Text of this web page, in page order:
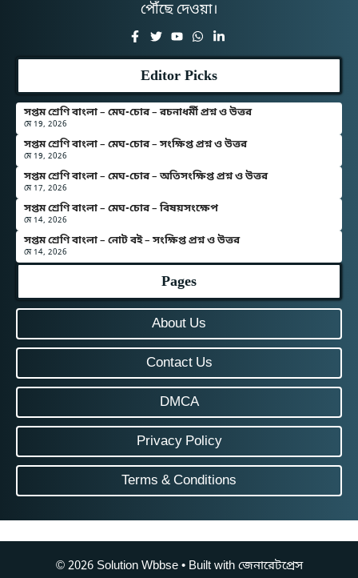
পৌঁছে দেওয়া।
Editor Picks
সপ্তম শ্রেণি বাংলা – মেঘ-চোর – রচনাধর্মী প্রশ্ন ও উত্তর
মে 19, 2026
সপ্তম শ্রেণি বাংলা – মেঘ-চোর – সংক্ষিপ্ত প্রশ্ন ও উত্তর
মে 19, 2026
সপ্তম শ্রেণি বাংলা – মেঘ-চোর – অতিসংক্ষিপ্ত প্রশ্ন ও উত্তর
মে 17, 2026
সপ্তম শ্রেণি বাংলা – মেঘ-চোর – বিষয়সংক্ষেপ
মে 14, 2026
সপ্তম শ্রেণি বাংলা – নোট বই – সংক্ষিপ্ত প্রশ্ন ও উত্তর
মে 14, 2026
Pages
About Us
Contact Us
DMCA
Privacy Policy
Terms & Conditions
© 2026 Solution Wbbse• Built with জেনারেটপ্রেস